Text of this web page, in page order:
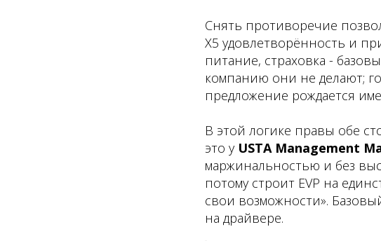
Снять противоречие
X5 удовлетворённость и
питание, страховка -
компанию они не делают;
предложение рождается
В этой логике правы обе
это уUSTA Management
маржинальностью и без
потому строит EVP на
свои возможности».
на драйвере.